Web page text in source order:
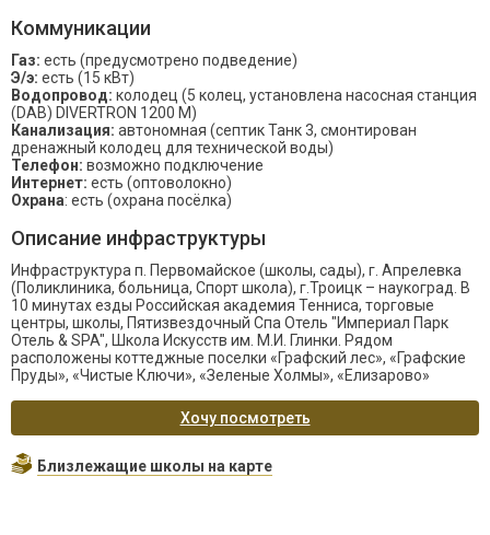
Коммуникации
Газ: есть (предусмотрено подведение)
Э/э: есть (15 кВт)
Водопровод: колодец (5 колец, установлена насосная станция
(DAB) DIVERTRON 1200 M)
Канализация: автономная (септик Танк 3, смонтирован
дренажный колодец для технической воды)
Телефон: возможно подключение
Интернет: есть (оптоволокно)
Охрана: есть (охрана посёлка)
Описание инфраструктуры
Инфраструктура п. Первомайское (школы, сады), г. Апрелевка
(Поликлиника, больница, Спорт школа), г.Троицк – наукоград. В
10 минутах езды Российская академия Тенниса, торговые
центры, школы, Пятизвездочный Спа Отель "Империал Парк
Отель & SPA", Школа Искусств им. М.И. Глинки. Рядом
расположены коттеджные поселки «Графский лес», «Графские
Пруды», «Чистые Ключи», «Зеленые Холмы», «Елизарово»
Хочу посмотреть
Близлежащие школы на карте